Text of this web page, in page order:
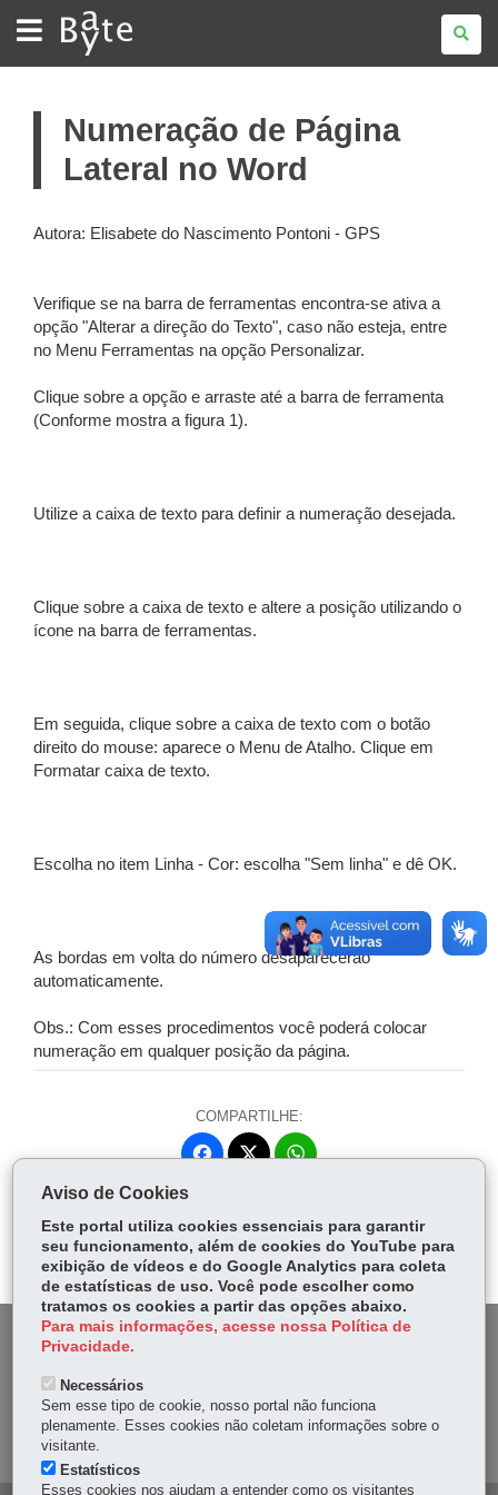
BATE
BYTE
Numeração de Página
Lateral no Word
Autora: Elisabete do Nascimento Pontoni - GPS
Verifique se na barra de ferramentas encontra-se ativa a
opção "Alterar a direção do Texto", caso não esteja, entre
no Menu Ferramentas na opção Personalizar.
Clique sobre a opção e arraste até a barra de ferramenta
(Conforme mostra a figura 1).
Utilize a caixa de texto para definir a numeração desejada.
Clique sobre a caixa de texto e altere a posição utilizando o
ícone na barra de ferramentas.
Em seguida, clique sobre a caixa de texto com o botão
direito do mouse: aparece o Menu de Atalho. Clique em
Formatar caixa de texto.
Escolha no item Linha - Cor: escolha "Sem linha" e dê OK.
As bordas em volta do número desaparecerão
automaticamente.
Obs.: Com esses procedimentos você poderá colocar
numeração em qualquer posição da página.
COMPARTILHE:
Fa
ok
itt
er
W
Ap
p
DENUNCIE CORRUPÇÃO
OUVIDORIA
Aviso de Cookies
Este portal utiliza cookies essenciais para garantir
seu funcionamento, além de cookies do YouTube para
exibição de vídeos e do Google Analytics para coleta
de estatísticas de uso. Você pode escolher como
tratamos os cookies a partir das opções abaixo.
Para mais informações, acesse nossa Política de
Privacidade.
Necessários
Sem esse tipo de cookie, nosso portal não funciona
plenamente. Esses cookies não coletam informações sobre o
visitante.
Estatísticos
Esses cookies nos ajudam a entender como os visitantes